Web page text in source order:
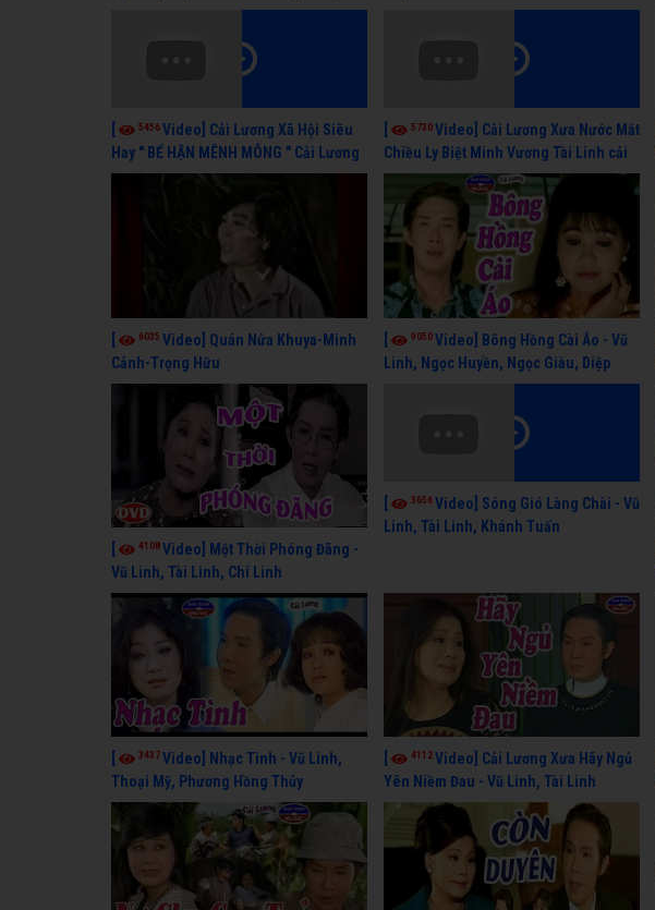
Lương Lệ Thuỷ, Thanh Tuấn, Hồng Nga
5456Video] Cải Lương Xã Hội Siêu
Hay " BỂ HẬN MÊNH MÔNG " Cải Lương
Kim Tử Long, Thanh Ngân Hay Nhất
5730Video] Cải Lương Xưa Nước Mắt
Chiều Ly Biệt Minh Vương Tài Linh cải
lương xã hội hay nhất
[ 6035 Video] Quán Nửa Khuya-Minh
Cảnh-Trọng Hữu
[ 9050Video] Bông Hồng Cài Áo - Vũ
Linh, Ngọc Huyền, Ngọc Giàu, Diệp
4108Video] Một Thời Phóng Đãng -
Vũ Linh, Tài Linh, Chí Linh
[ 3656Video] Sóng Gió Làng Chài - Vũ
Linh, Tài Linh, Khánh Tuấn
3437Video] Nhạc Tình - Vũ Linh,
Thoại Mỹ, Phương Hồng Thủy
4112Video] Cải Lương Xưa Hãy Ngủ
Yên Niềm Đau - Vũ Linh, Tài Linh